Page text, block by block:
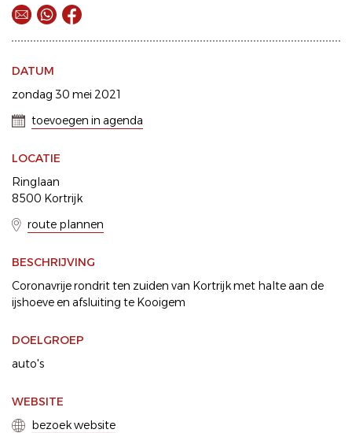
DATUM
zondag 30 mei 2021
toevoegen in agenda
LOCATIE
Ringlaan
8500 Kortrijk
route plannen
BESCHRIJVING
Coronavrije rondrit ten zuiden van Kortrijk met halte aan de
ijshoeve en afsluiting te Kooigem
DOELGROEP
auto's
WEBSITE
bezoek website